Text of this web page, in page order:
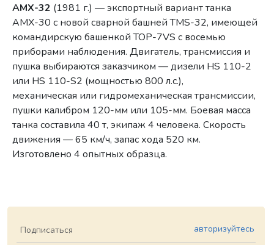
АМХ-32 (1981 г.) — экспортный вариант танка
АМХ-30 с новой сварной башней TMS-32, имеющей
командирскую башенкой TOP-7VS с восемью
приборами наблюдения. Двигатель, трансмиссия и
пушка выбираются заказчиком — дизели HS 110-2
или HS 110-S2 (мощностью 800 л.с.),
механическая или гидромеханическая трансмиссии,
пушки калибром 120-мм или 105-мм. Боевая масса
танка составила 40 т, экипаж 4 человека. Скорость
движения — 65 км/ч, запас хода 520 км.
Изготовлено 4 опытных образца.
Подписаться авторизуйтесь